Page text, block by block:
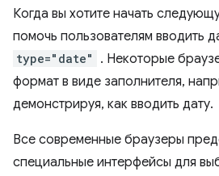
Когда вы хотите начать
помочь пользователям вводить
type="date"
. Некоторые
формат в виде заполнителя,
демонстрируя, как вводить дату.
Все современные браузеры
специальные интерфейсы для